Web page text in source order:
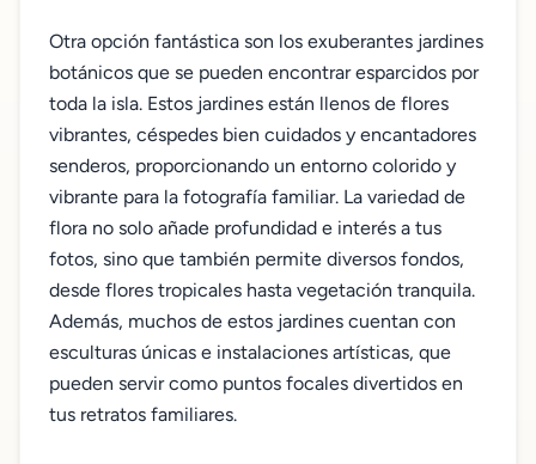
Otra opción fantástica son los exuberantes jardines
botánicos que se pueden encontrar esparcidos por
toda la isla. Estos jardines están llenos de flores
vibrantes, céspedes bien cuidados y encantadores
senderos, proporcionando un entorno colorido y
vibrante para la fotografía familiar. La variedad de
flora no solo añade profundidad e interés a tus
fotos, sino que también permite diversos fondos,
desde flores tropicales hasta vegetación tranquila.
Además, muchos de estos jardines cuentan con
esculturas únicas e instalaciones artísticas, que
pueden servir como puntos focales divertidos en
tus retratos familiares.